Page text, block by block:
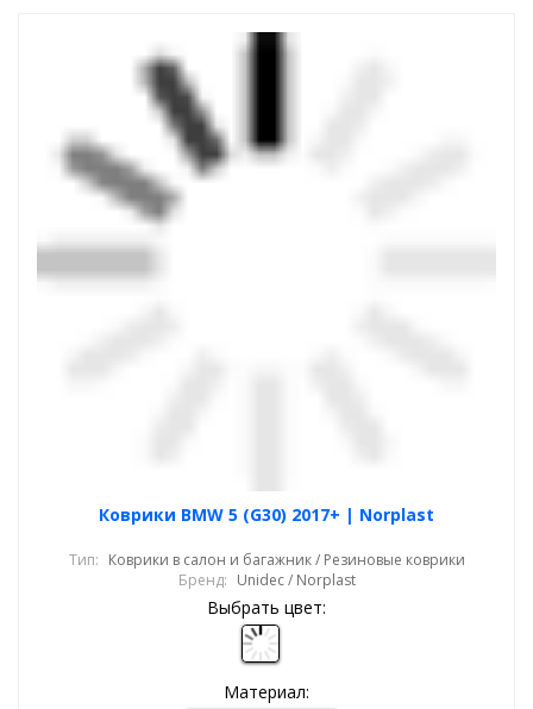
Коврики BMW 5 (G30) 2017+ | Norplast
Тип: Коврики в салон и багажник / Резиновые коврики
Бренд: Unidec / Norplast
Выбрать цвет:
Материал: